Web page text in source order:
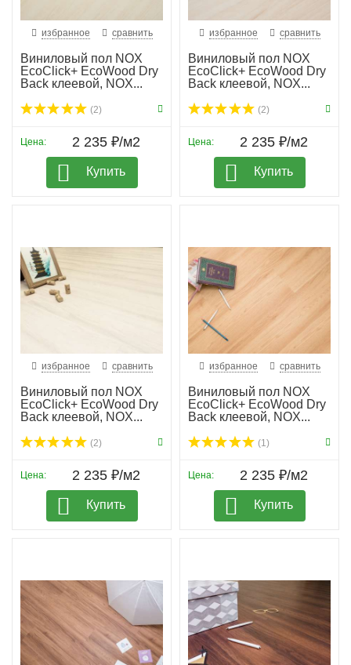
избранное сравнить
Виниловый пол NOX
EcoClick+ EcoWood Dry
Back клеевой, NOX...
(2)
Цена: 2 235 ₽/м2
Купить
избранное сравнить
Виниловый пол NOX
EcoClick+ EcoWood Dry
Back клеевой, NOX...
(2)
Цена: 2 235 ₽/м2
Купить
избранное сравнить
Виниловый пол NOX
EcoClick+ EcoWood Dry
Back клеевой, NOX...
(2)
Цена: 2 235 ₽/м2
Купить
избранное сравнить
Виниловый пол NOX
EcoClick+ EcoWood Dry
Back клеевой, NOX...
(1)
Цена: 2 235 ₽/м2
Купить